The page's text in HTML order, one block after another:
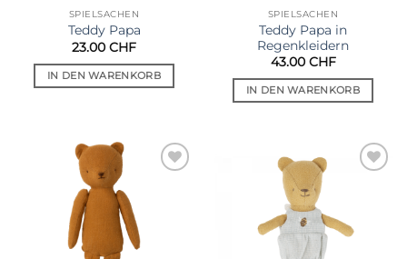
SPIELSACHEN
Teddy Papa
23.00 CHF
IN DEN WARENKORB
SPIELSACHEN
Teddy Papa in
Regenkleidern
43.00 CHF
IN DEN WARENKORB
Wunschliste
Wunschliste